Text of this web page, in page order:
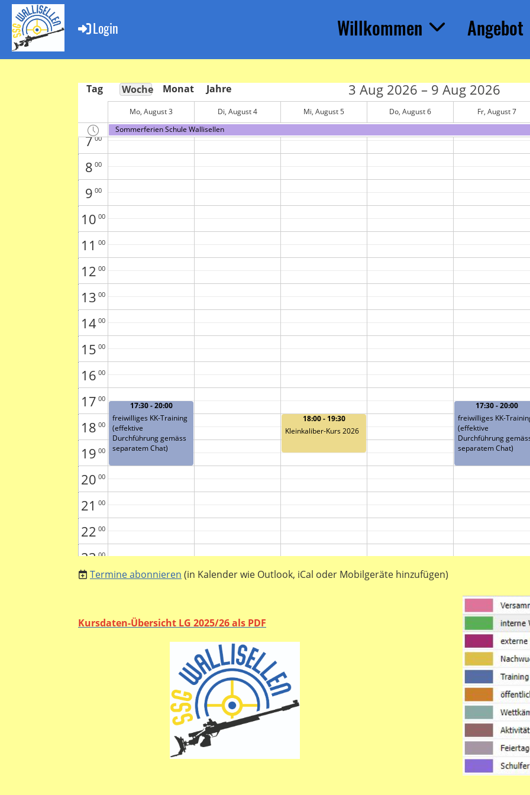
Willkommen Angebot
Login
3 Aug 2026 – 9 Aug 2026
Tag Woche Monat Jahre
Mo, August 3 Di, August 4 Mi, August 5 Do, August 6
Fr, August 7
Sommerferien Schule Wallisellen
17:30 - 20:00
freiwilliges KK-Training
(effektive
Durchführung gemäss
separatem Chat)
18:00 - 19:30
Kleinkaliber-Kurs 2026
17:30 - 20:00
freiwilliges KK-
(effektive
Durchführung
separatem Chat)
3 00
400
500
700
8 00
9 00
10 00
11 00
12 00
13 00
14 00
15 00
16 00
17 00
18 00
19 00
20 00
21 00
22 00
2300
Termine abonnieren (in Kalender wie Outlook, iCal oder Mobilgeräte hinzufügen)
Kursdaten-Übersicht LG 2025/26 als PDF